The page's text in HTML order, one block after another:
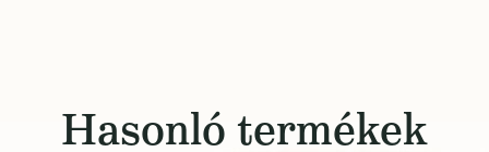
Hasonló termékek